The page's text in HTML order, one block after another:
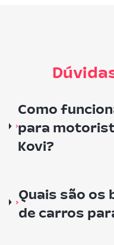
Como
para
Kovi?
Quais são os
de carros